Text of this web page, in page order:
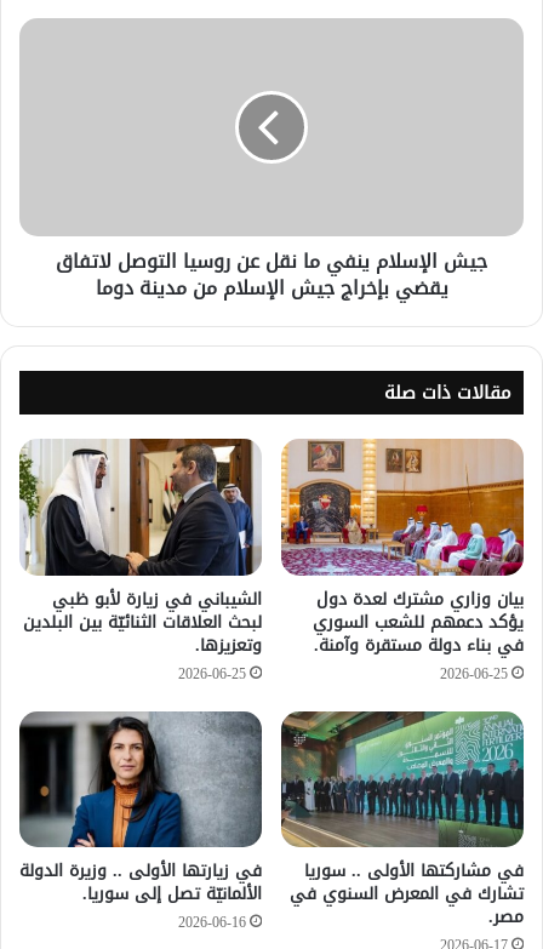
جيش الإسلام ينفي ما نقل عن روسيا التوصل لاتفاق
يقضي بإخراج جيش الإسلام من مدينة دوما
مقالات ذات صلة
بيان وزاري مشترك لعدة دول
يؤكد دعمهم للشعب السوري
في بناء دولة مستقرة وآمنة.
2026-06-25
الشيباني في زيارة لأبو ظبي
لبحث العلاقات الثنائيّة بين البلدين
وتعزيزها.
2026-06-25
في مشاركتها الأولى .. سوريا
تشارك في المعرض السنوي في
مصر.
في زيارتها الأولى .. وزيرة الدولة
الألمانيّة تصل إلى سوريا.
2026-06-16